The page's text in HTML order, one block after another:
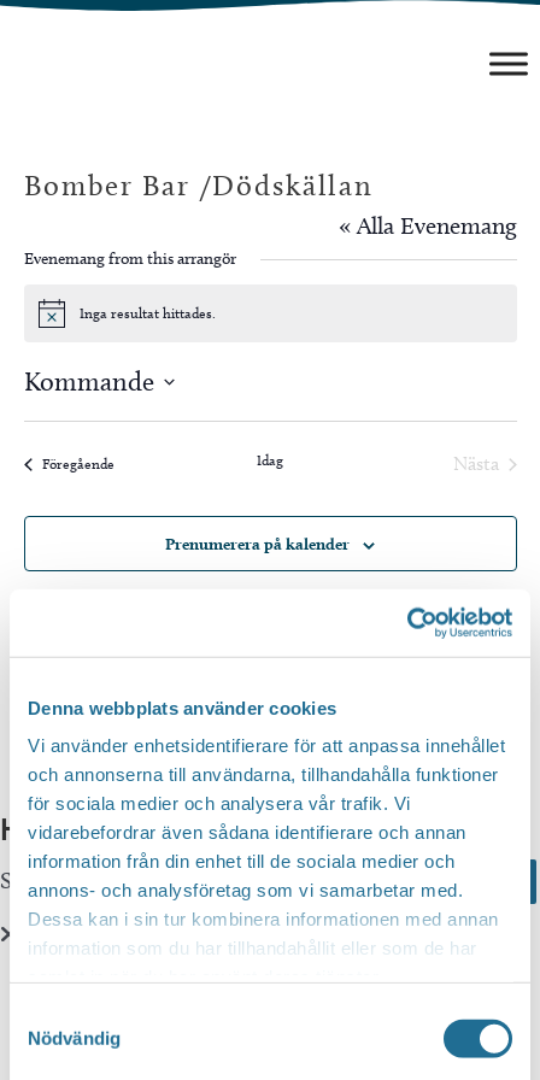
Denna webbplats använder cookies
Vi använder enhetsidentifierare för att anpassa innehållet
och annonserna till användarna, tillhandahålla funktioner
för sociala medier och analysera vår trafik. Vi
vidarebefordrar även sådana identifierare och annan
information från din enhet till de sociala medier och
annons- och analysföretag som vi samarbetar med.
Dessa kan i sin tur kombinera informationen med annan
information som du har tillhandahållit eller som de har
Nödvändig
Hoppa
Bomber Bar /Dödskällan
« Alla Evenemang
Evenemang from this arrangör
Notis Inga resultat hittades.
Kommande
Välj
datum.
FöregåendeEvenemang Idag
Nästa
Prenumerera på kalender
Hittar du inte vad du söker?
Sök här... Search
Translate
You can translate this website with Google